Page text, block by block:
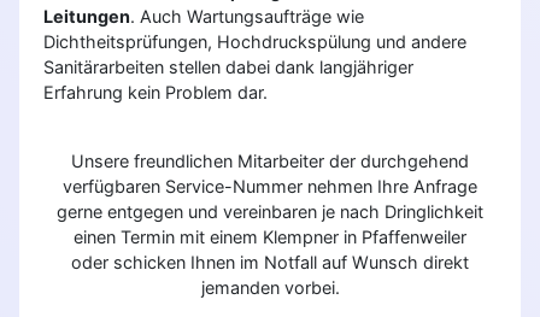
Leitungen. Auch Wartungsaufträge wie
Dichtheitsprüfungen, Hochdruckspülung und andere
Sanitärarbeiten stellen dabei dank langjähriger
Erfahrung kein Problem dar.
Unsere freundlichen Mitarbeiter der durchgehend
verfügbaren Service-Nummer nehmen Ihre Anfrage
gerne entgegen und vereinbaren je nach Dringlichkeit
einen Termin mit einem Klempner in Pfaffenweiler
oder schicken Ihnen im Notfall auf Wunsch direkt
jemanden vorbei.